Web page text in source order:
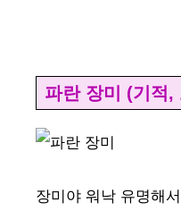
파란 장미 (기적,
장미야 워낙 유명해